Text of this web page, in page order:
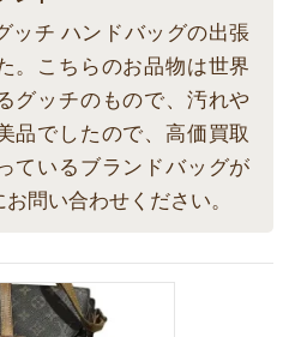
ッチ ハンドバッグの出張
。こちらのお品物は世界
グッチのもので、汚れや
品でしたので、高価買取
ているブランドバッグが
問い合わせください。